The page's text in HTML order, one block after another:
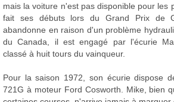
mais la voiture n'est pas disponible pour les
fait ses débuts lors du Grand Prix de
abandonne en raison d'un problème
du Canada, il est engagé par l'écurie
classé à huit tours du vainqueur.
Pour la saison 1972, son écurie dispose
721G à moteur Ford Cosworth. Mike, bien